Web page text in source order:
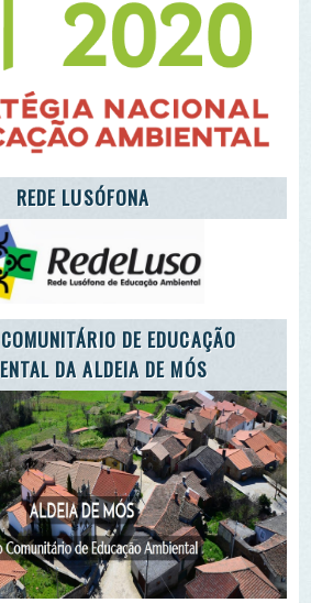
CARE OF THE PLANET
CARETAKERS
JOVEM NOTÍCIAS